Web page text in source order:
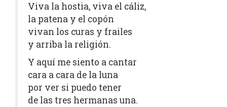
Viva la hostia, viva el cáliz,
la patena y el copón
vivan los curas y frailes
y arriba la religión.
Y aquí me siento a cantar
cara a cara de la luna
por ver si puedo tener
de las tres hermanas una.